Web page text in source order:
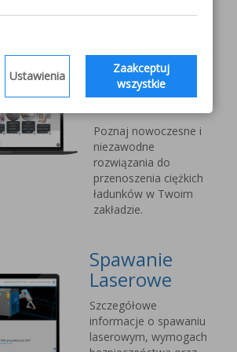
Systemy
bliskiego
Vetter Kran
Technik
Poznaj nowoczesne i
niezawodne
rozwiązania do
przenoszenia ciężkich
ładunków w Twoim
zakładzie.
Spawanie
Laserowe
Szczegółowe
informacje o spawaniu
laserowym, wymogach
Ustawienia
Zaakceptuj
wszystkie